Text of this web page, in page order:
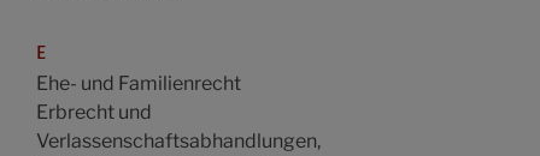
E
Ehe- und Familienrecht
Erbrecht und
Verlassenschaftsabhandlungen,